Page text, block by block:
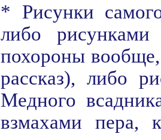
* Рисунки
либо
похороны
рассказ), либо
Медного
взмахами пера,